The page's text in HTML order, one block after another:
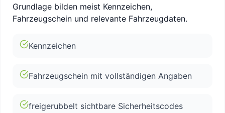
Grundlage bilden meist Kennzeichen,
Fahrzeugschein und relevante Fahrzeugdaten.
Kennzeichen
Fahrzeugschein mit vollständigen Angaben
freigerubbelt sichtbare Sicherheitscodes